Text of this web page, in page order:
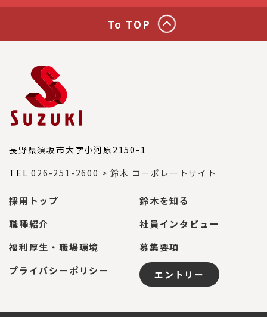
To TOP
長野県須坂市大字小河原2150-1
TEL026-251-2600 > 鈴木 コーポレートサイト
採用トップ
鈴木を知る
職種紹介
社員インタビュー
福利厚生・職場環境
募集要項
プライバシーポリシー
エントリー